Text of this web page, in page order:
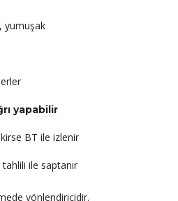
yumuşak
yapabilir
BT ile izlenir
ile saptanır
yönlendiricidir.